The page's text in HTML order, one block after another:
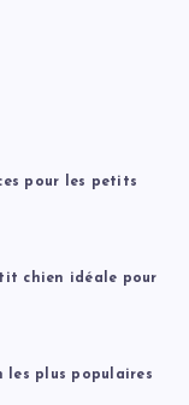
pour les petits
chien idéale pour
les plus populaires